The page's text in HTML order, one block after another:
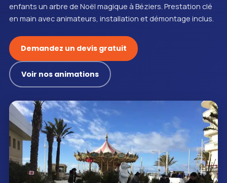
enfants un arbre de Noël magique à Béziers. Prestation clé
en main avec animateurs, installation et démontage inclus.
Demandez un devis gratuit
Voir nos animations